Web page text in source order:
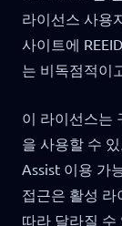
라이선스 사용
사이트에
는 비독점적이
이 라이선스는
을 사용할 수
Assist 이용 가
접근은 활성 라
따라 달라질 수